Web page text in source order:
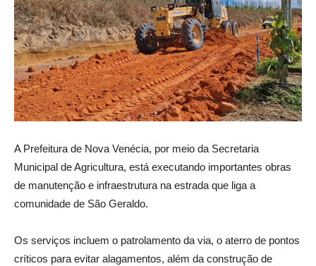
A Prefeitura de Nova Venécia, por meio da Secretaria
Municipal de Agricultura, está executando importantes obras
de manutenção e infraestrutura na estrada que liga a
comunidade de São Geraldo.
Os serviços incluem o patrolamento da via, o aterro de pontos
críticos para evitar alagamentos, além da construção de